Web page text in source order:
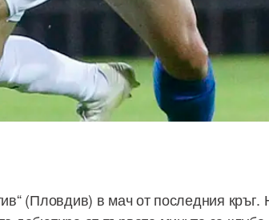
(Пловдив) в мач от последния